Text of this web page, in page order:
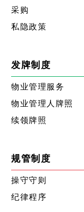
采购
私隐政策
发牌制度
物业管理服务
物业管理人牌照
续领牌照
规管制度
操守守则
纪律程序